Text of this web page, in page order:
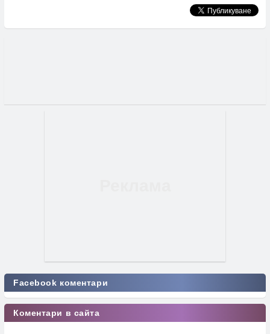
Facebook коментари
Коментари в сайта